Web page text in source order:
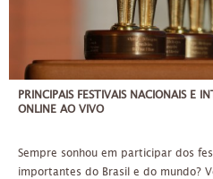
PRINCIPAIS FESTIVAIS NACIONAIS E
ONLINE AO VIVO
Sempre sonhou em participar dos
importantes do Brasil e do mundo?